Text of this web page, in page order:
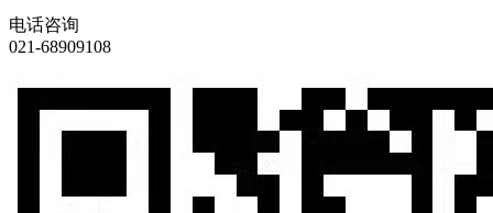
电话咨询
021-68909108